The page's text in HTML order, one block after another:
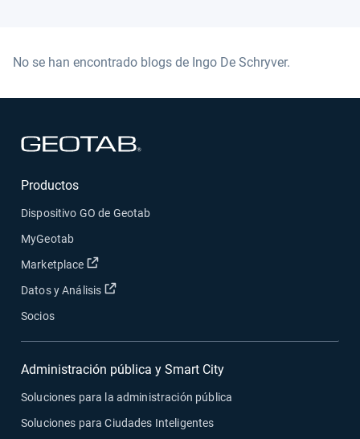
No se han encontrado blogs de Ingo De Schryver.
Productos
Dispositivo GO de Geotab
MyGeotab
Marketplace
Abrir en una nueva ventana
Datos y Análisis Abrir en una nueva ventana
Socios
Administración pública y Smart City
Soluciones para la administración pública
Soluciones para Ciudades Inteligentes